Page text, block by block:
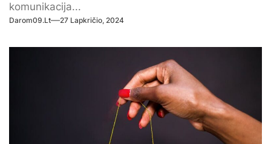
komunikacija...
Darom09.lt 27 Lapkričio, 2024